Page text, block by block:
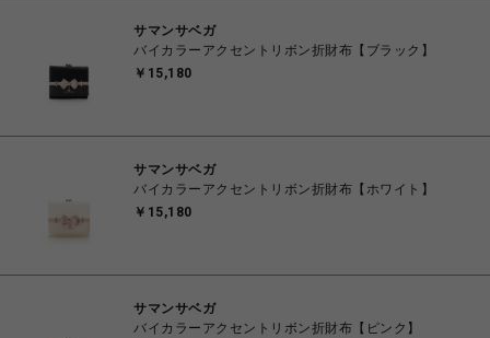
サマンサベガ
バイカラーアクセントリボン折財布【ブラック】
￥15,180
サマンサベガ
バイカラーアクセントリボン折財布【ホワイト】
￥15,180
サマンサベガ
バイカラーアクセントリボン折財布【ピンク】